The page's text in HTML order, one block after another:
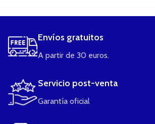
Envíos gratuitos
A partir de 30 euros.
Servicio post-venta
Garantía oficial